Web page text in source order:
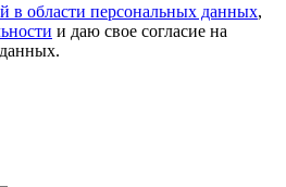
в области персональных данных,
и даю свое согласие на